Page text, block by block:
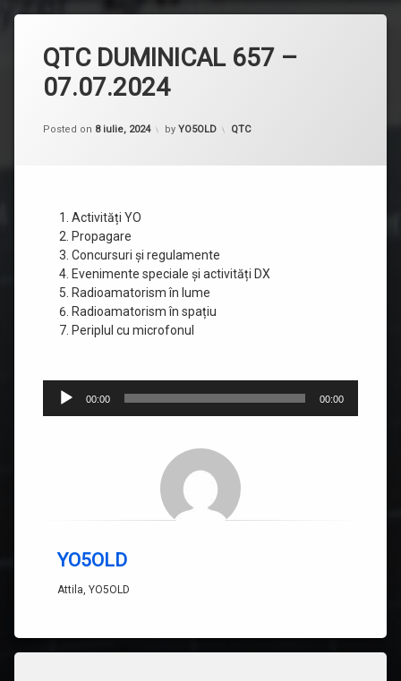
QTC DUMINICAL 657 –
07.07.2024
Posted on 8 iulie, 2024 by YO5OLD Categorii:
QTC
Activități YO
Propagare
Concursuri și regulamente
Evenimente speciale și activități DX
Radioamatorism în lume
Radioamatorism în spațiu
Periplul cu microfonul
Player
audio
00:00 00:00
YO5OLD
Attila, YO5OLD